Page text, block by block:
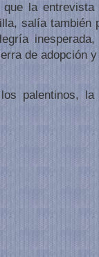
la
salía también
de adopción
palentinos,